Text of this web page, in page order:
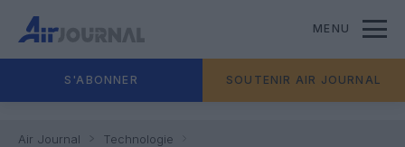
MENU
S'ABONNER SOUTENIR AIR JOURNAL
Air Journal
Technologie